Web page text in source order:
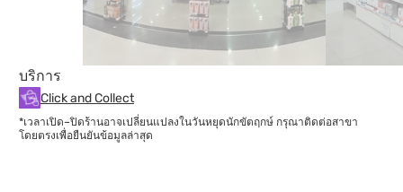
บริการ
Click and Collect
*เวลาเปิด–ปิดร้านอาจเปลี่ยนแปลงในวันหยุดนักขัตฤกษ์ กรุณาติดต่อสาขา
โดยตรงเพื่อยืนยันข้อมูลล่าสุด